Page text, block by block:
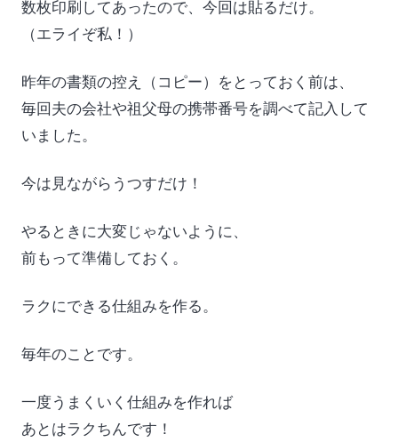
数枚印刷してあったので、今回は貼るだけ。
（エライぞ私！）
昨年の書類の控え（コピー）をとっておく前は、
毎回夫の会社や祖父母の携帯番号を調べて記入して
いました。
今は見ながらうつすだけ！
やるときに大変じゃないように、
前もって準備しておく。
ラクにできる仕組みを作る。
毎年のことです。
一度うまくいく仕組みを作れば
あとはラクちんです！